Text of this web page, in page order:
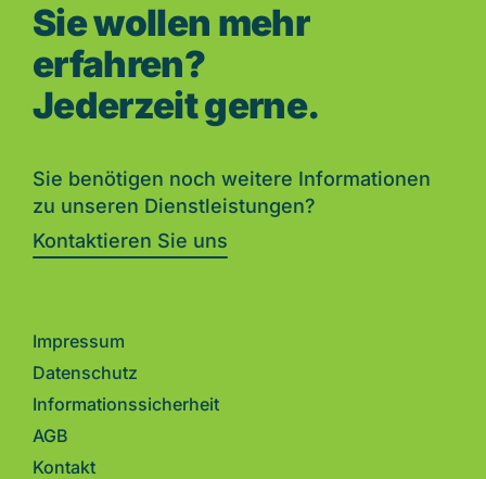
Sie wollen mehr
erfahren?
Jederzeit gerne.
Sie benötigen noch weitere Informationen
zu unseren Dienstleistungen?
Kontaktieren Sie uns
Impressum
Datenschutz
Informationssicherheit
AGB
Kontakt